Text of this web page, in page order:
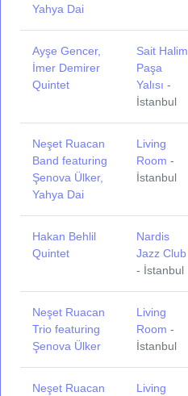
Yahya Dai
Ayşe Gencer,
İmer Demirer
Quintet
Sait Halim
Paşa
Yalısı -
İstanbul
Neşet Ruacan
Band featuring
Şenova Ülker,
Yahya Dai
Living
Room -
İstanbul
Hakan Behlil
Quintet
Nardis
Jazz Club
- İstanbul
Neşet Ruacan
Trio featuring
Şenova Ülker
Living
Room -
İstanbul
Neşet Ruacan
Living